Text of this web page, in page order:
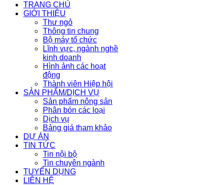
TRANG CHỦ
GIỚI THIỆU
Thư ngỏ
Thông tin chung
Bộ máy tổ chức
Lĩnh vực, ngành nghề
kinh doanh
Hình ảnh các hoạt
động
Thành viên Hiệp hội
SẢN PHẨM/DỊCH VỤ
Sản phẩm nông sản
Phân bón các loại
Dịch vụ
Bảng giá tham khảo
DỰ ÁN
TIN TỨC
Tin nội bộ
Tin chuyên ngành
TUYỂN DỤNG
LIÊN HỆ